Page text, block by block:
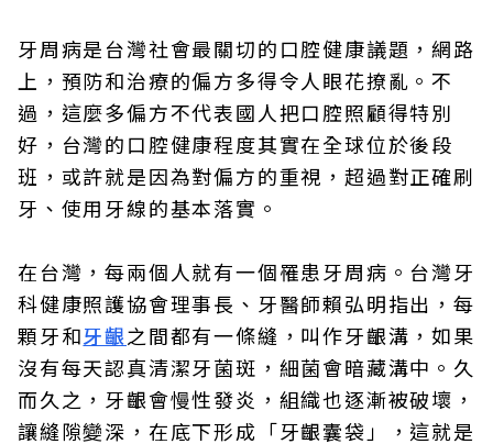
牙周病是台灣社會最關切的口腔健康議題，網路
上，預防和治療的偏方多得令人眼花撩亂。不
過，這麼多偏方不代表國人把口腔照顧得特別
好，台灣的口腔健康程度其實在全球位於後段
班，或許就是因為對偏方的重視，超過對正確刷
牙、使用牙線的基本落實。
在台灣，每兩個人就有一個罹患牙周病。台灣牙
科健康照護協會理事長、牙醫師賴弘明指出，每
顆牙和牙齦之間都有一條縫，叫作牙齦溝，如果
沒有每天認真清潔牙菌斑，細菌會暗藏溝中。久
而久之，牙齦會慢性發炎，組織也逐漸被破壞，
讓縫隙變深，在底下形成「牙齦囊袋」，這就是